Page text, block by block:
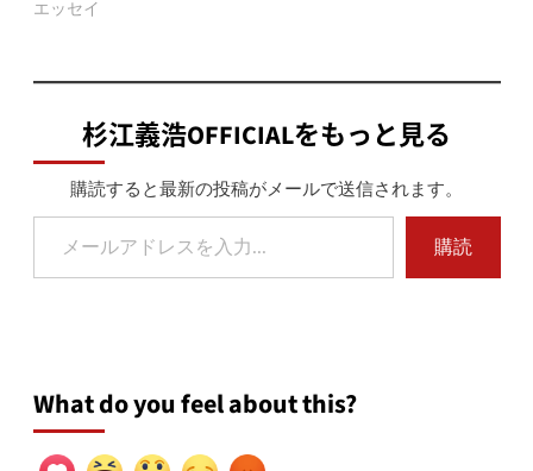
エッセイ
杉江義浩OFFICIALをもっと見る
購読すると最新の投稿がメールで送信されます。
メールアドレスを入力...
購読
What do you feel about this?